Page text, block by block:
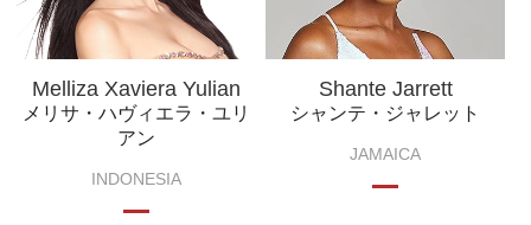
Melliza Xaviera Yulian
メリサ・ハヴィエラ・ユリ
アン
INDONESIA
Shante Jarrett
シャンテ・ジャレット
JAMAICA